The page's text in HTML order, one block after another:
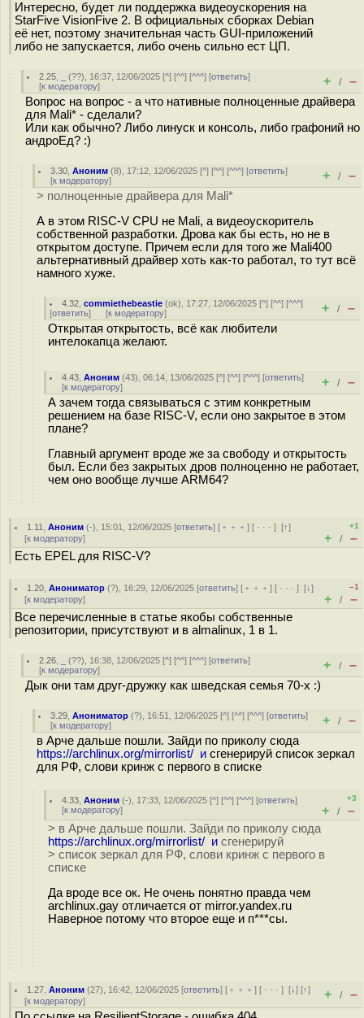
Интересно, будет ли поддержка видеоускорения на
StarFive VisionFive 2. В официальных сборках Debian
её нет, поэтому значительная часть GUI-приложений
либо не запускается, либо очень сильно ест ЦП.
2.25 (??), 16:37, 12/06/2025 [^] [^^] [^^^] [ответить]
[к модератору] + / –
Вопрос на вопрос - а что нативные полноценные драйвера
для Mali* - сделали?
Или как обычно? Либо линуск и консоль, либо графоний но
андроЕд? :)
3.30 ,Аноним (8), 17:12, 12/06/2025 [^] [^^] [^^^] [ответить]
[к модератору] + / –
> полноценные драйвера для Mali*
А в этом RISC-V CPU не Mali, а видеоускоритель
собственной разработки. Дрова как бы есть, но не в
открытом доступе. Причем если для того же Mali400
альтернативный драйвер хоть как-то работал, то тут всё
намного хуже.
4.32 ,commiethebeastie (ok), 17:27, 12/06/2025 [^] [^^] [^^^]
[ответить] [к модератору] + / –
Открытая открытость, всё как любители
интелокапца желают.
4.43 ,Аноним (43), 06:14, 13/06/2025 [^] [^^] [^^^] [ответить]
[к модератору] + / –
А зачем тогда связываться с этим конкретным
решением на базе RISC-V, если оно закрытое в этом
плане?
Главный аргумент вроде же за свободу и открытость
был. Если без закрытых дров полноценно не работает,
чем оно вообще лучше ARM64?
1.11 ,Аноним (-), 15:01, 12/06/2025 [ответить] [ ﹢﹢﹢] [ · · ·][↑]
[к модератору]
+1
+ / –
Есть EPEL для RISC-V?
1.20 ,Анониматор (?), 16:29, 12/06/2025 [ответить] [ ﹢﹢﹢] [ · · ·][↓]
[к модератору]
–1
+ / –
Все перечисленные в статье якобы собственные
репозитории, присутствуют и в almalinux, 1 в 1.
2.26 (??), 16:38, 12/06/2025 [^] [^^] [^^^] [ответить]
[к модератору] + / –
Дык они там друг-дружку как шведская семья 70-х :)
3.29 ,Анониматор (?), 16:51, 12/06/2025 [^] [^^] [^^^] [ответить]
[к модератору] + / –
в Арче дальше пошли. Зайди по приколу сюда
https://archlinux.org/mirrorlist/ и сгенерируй список зеркал
для РФ, слови кринж с первого в списке
4.33 ,Аноним (-), 17:33, 12/06/2025 [^] [^^] [^^^] [ответить]
[к модератору]
+3
+ / –
> в Арче дальше пошли. Зайди по приколу сюда
https://archlinux.org/mirrorlist/ и сгенерируй
> список зеркал для РФ, слови кринж с первого в
списке
Да вроде все ок. Не очень понятно правда чем
archlinux.gaу отличается от mirror.yandex.ru
Наверное потому что второе еще и п***сы.
1.27 ,Аноним (27), 16:42, 12/06/2025 [ответить] [ ﹢﹢﹢] [ · · ·][↓] [↑]
[к модератору] + / –